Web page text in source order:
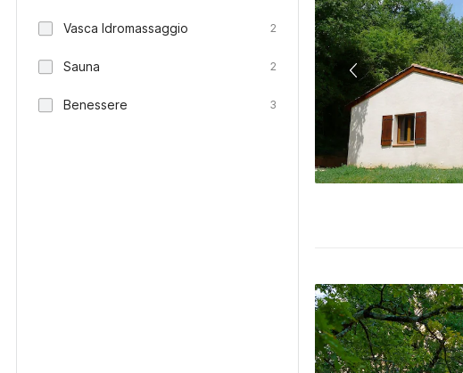
Vasca Idromassaggio 2
Sauna 2
Benessere 3